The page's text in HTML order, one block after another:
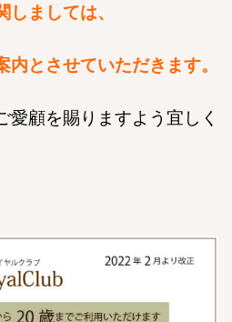
ましては、
とさせていただきます。
愛顧を賜りますよう宜しく